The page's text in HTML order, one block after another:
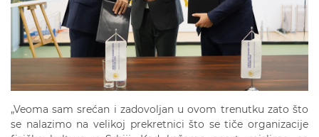
„Veoma sam srećan i zadovoljan u ovom trenutku zato što
se nalazimo na velikoj prekretnici što se tiče organizacije